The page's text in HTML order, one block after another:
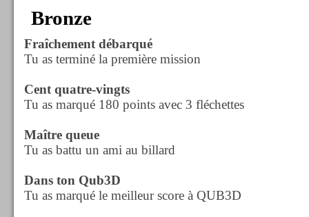
Bronze
Fraîchement débarqué
Tu as terminé la première mission
Cent quatre-vingts
Tu as marqué 180 points avec 3 fléchettes
Maître queue
Tu as battu un ami au billard
Dans ton Qub3D
Tu as marqué le meilleur score à QUB3D